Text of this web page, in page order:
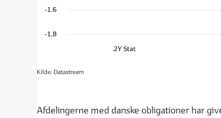
2Y Stat
-1,8
-1,6
Kilde: Datastream
Afdelingerne med danske obligationer har